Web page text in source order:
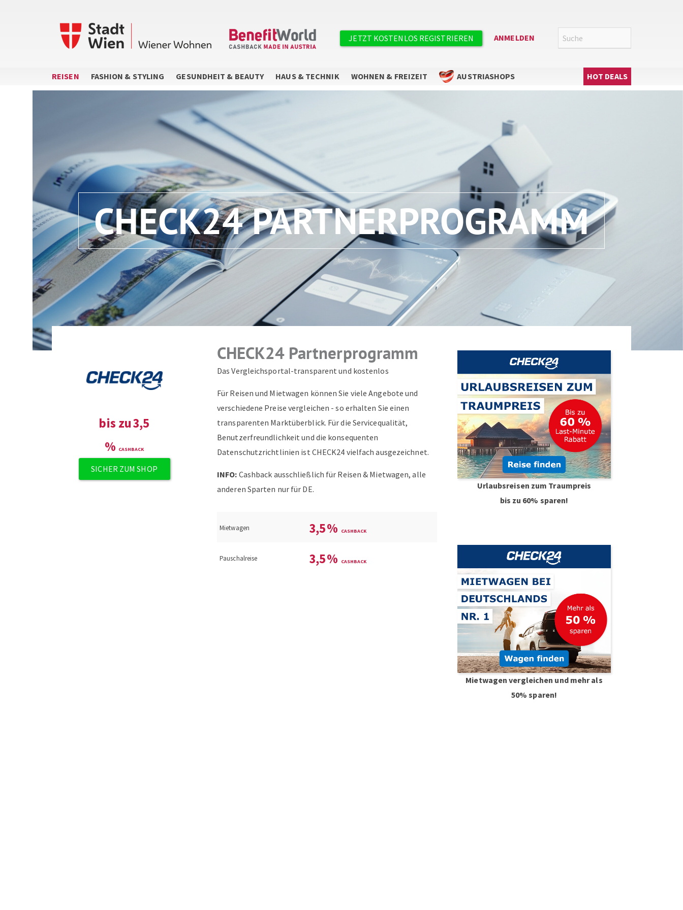
Suche
Benutzermenü
JETZT KOSTENLOS REGISTRIEREN ANMELDEN
REISEN FASHION & STYLING GESUNDHEIT & BEAUTY HAUS & TECHNIK WOHNEN & FREIZEIT AUSTRIASHOPS Hauptnavigation
HOT DEALS
CHECK24 PARTNERPROGRAMM
bis zu3,5
%
SICHER ZUM SHOP
CHECK24 Partnerprogramm
Das Vergleichsportal-transparent und kostenlos
Für Reisen und Mietwagen können Sie viele Angebote und
verschiedene Preise vergleichen - so erhalten Sie einen
transparenten Marktüberblick. Für die Servicequalität,
Benutzerfreundlichkeit und die konsequenten
Datenschutzrichtlinien ist CHECK24 vielfach ausgezeichnet.
INFO: Cashback ausschließlich für Reisen & Mietwagen, alle
anderen Sparten nur für DE.
Mietwagen 3,5%
Pauschalreise 3,5%
Urlaubsreisen zum Traumpreis
bis zu 60% sparen!
Mietwagen vergleichen und mehr als
50% sparen!
Abonnieren Sie unseren Newsletter.
ZUM NEWSLETTER ANMELDEN